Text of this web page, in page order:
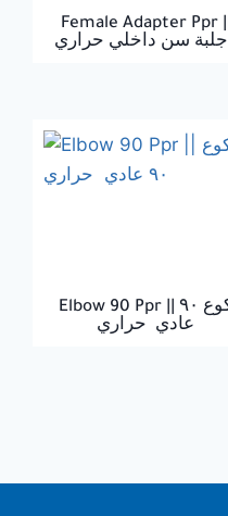
Female Adapter Ppr ||
Elbow 90 Ppr || كوع ٩٠
عادي حراري